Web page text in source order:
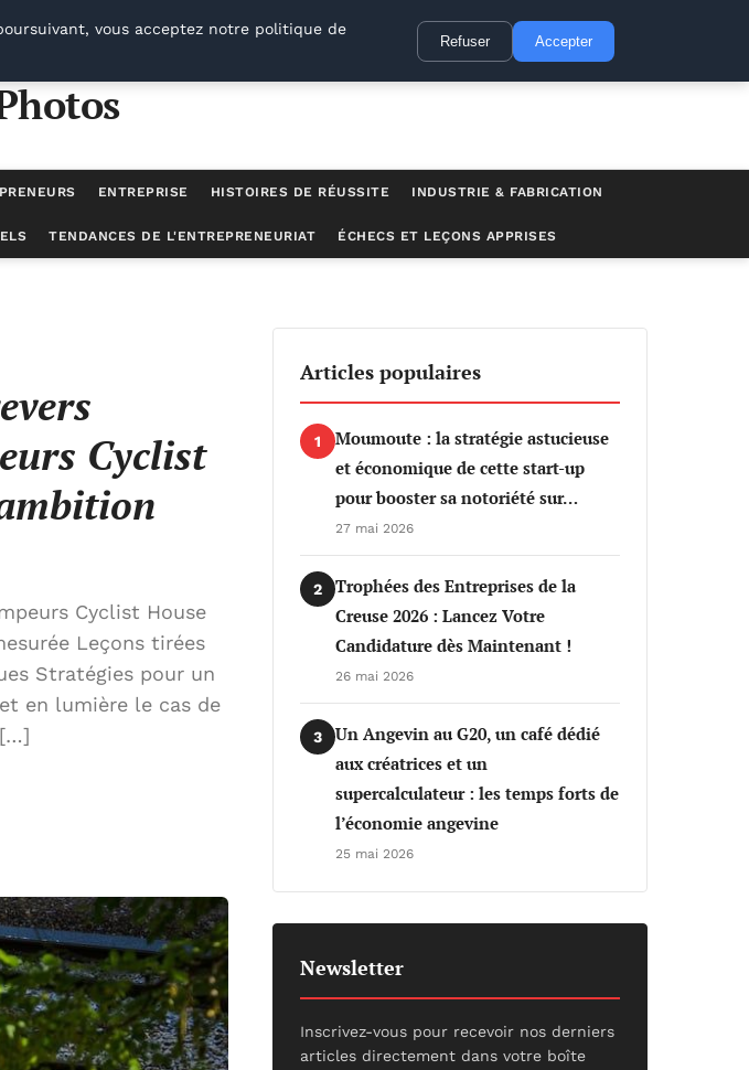
ENTREPRISE HISTOIRES DE RÉUSSITE INDUSTRIE & FABRICATION
TENDANCES DE L'ENTREPRENEURIAT ÉCHECS ET LEÇONS APPRISES
: comment Grimpeurs Cyclist House a perdu pied face à une ambition démesurée
Cyclist
Cyclist House
Leçons tirées
Stratégies pour un
en lumière le cas de
[…]
Articles populaires
1
Moumoute : la stratégie astucieuse
et économique de cette start-up
pour booster sa notoriété sur…
27 mai 2026
2
Trophées des Entreprises de la
Creuse 2026 : Lancez Votre
Candidature dès Maintenant !
26 mai 2026
3
Un Angevin au G20, un café dédié
aux créatrices et un
supercalculateur : les temps forts de
l’économie angevine
25 mai 2026
Newsletter
Inscrivez-vous pour recevoir nos derniers
articles directement dans votre boîte
vous acceptez notre politique de
Refuser Accepter